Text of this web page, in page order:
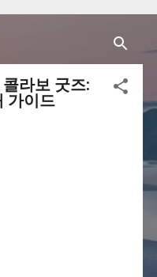
라보 굿즈:
가이드